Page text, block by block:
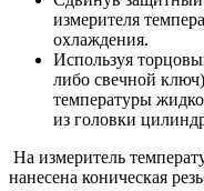
измерителя
охлаждения.
Используя
либо свечной
температуры
из головки
На измеритель
нанесена коническая